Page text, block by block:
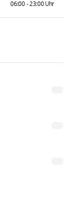
06:00 - 23:00 Uhr